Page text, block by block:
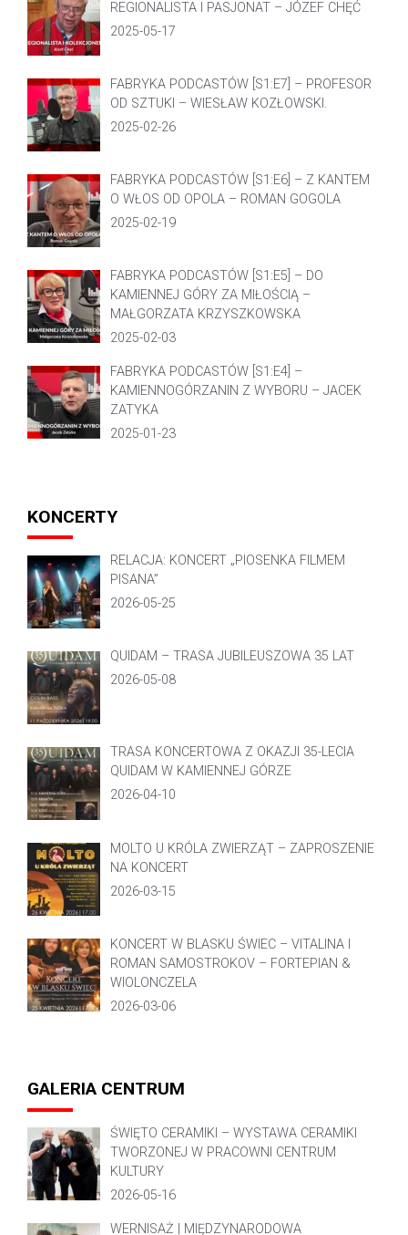
REGIONALISTA I PASJONAT – JÓZEF CHĘĆ
2025-05-17
FABRYKA PODCASTÓW [S1:E7] – PROFESOR
OD SZTUKI – WIESŁAW KOZŁOWSKI.
2025-02-26
FABRYKA PODCASTÓW [S1:E6] – Z KANTEM
O WŁOS OD OPOLA – ROMAN GOGOLA
2025-02-19
FABRYKA PODCASTÓW [S1:E5] – DO
KAMIENNEJ GÓRY ZA MIŁOŚCIĄ –
MAŁGORZATA KRZYSZKOWSKA
2025-02-03
FABRYKA PODCASTÓW [S1:E4] –
KAMIENNOGÓRZANIN Z WYBORU – JACEK
ZATYKA
2025-01-23
KONCERTY
RELACJA: KONCERT „PIOSENKA FILMEM
PISANA”
2026-05-25
QUIDAM – TRASA JUBILEUSZOWA 35 LAT
2026-05-08
TRASA KONCERTOWA Z OKAZJI 35-LECIA
QUIDAM W KAMIENNEJ GÓRZE
2026-04-10
MOLTO U KRÓLA ZWIERZĄT – ZAPROSZENIE
NA KONCERT
2026-03-15
KONCERT W BLASKU ŚWIEC – VITALINA I
ROMAN SAMOSTROKOV – FORTEPIAN &
WIOLONCZELA
2026-03-06
GALERIA CENTRUM
ŚWIĘTO CERAMIKI – WYSTAWA CERAMIKI
TWORZONEJ W PRACOWNI CENTRUM
KULTURY
2026-05-16
WERNISAŻ | MIĘDZYNARODOWA